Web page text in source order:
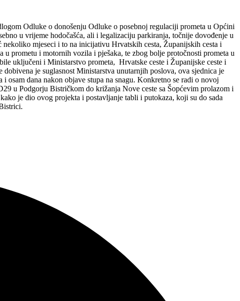
Odluke o donošenju Odluke o posebnoj regulaciji prometa u Općini
u vrijeme hodočašća, ali i legalizaciju parkiranja, točnije dovođenje u
mjeseci i to na inicijativu Hrvatskih cesta, Županijskih cesta i
prometu i motornih vozila i pješaka, te zbog bolje protočnosti prometa u
uključeni i Ministarstvo prometa, Hrvatske ceste i Županijske ceste i
je suglasnost Ministarstva unutarnjih poslova, ova sjednica je
dana nakon objave stupa na snagu. Konkretno se radi o novoj
u Podgorju Bistričkom do križanja Nove ceste sa Šopćevim prolazom i
je dio ovog projekta i postavljanje tabli i putokaza, koji su do sada